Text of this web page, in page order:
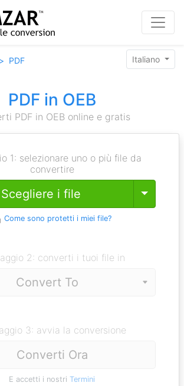
PDF Italiano
PDF in OEB
PDF in OEB online e gratis
1: selezionare uno o più file da
convertire
Scegliere i file Toggle
Come sono protetti i miei file?
2: converti i tuoi file in
3: avvia la conversione
Converti Ora
E accetti i nostri Termini